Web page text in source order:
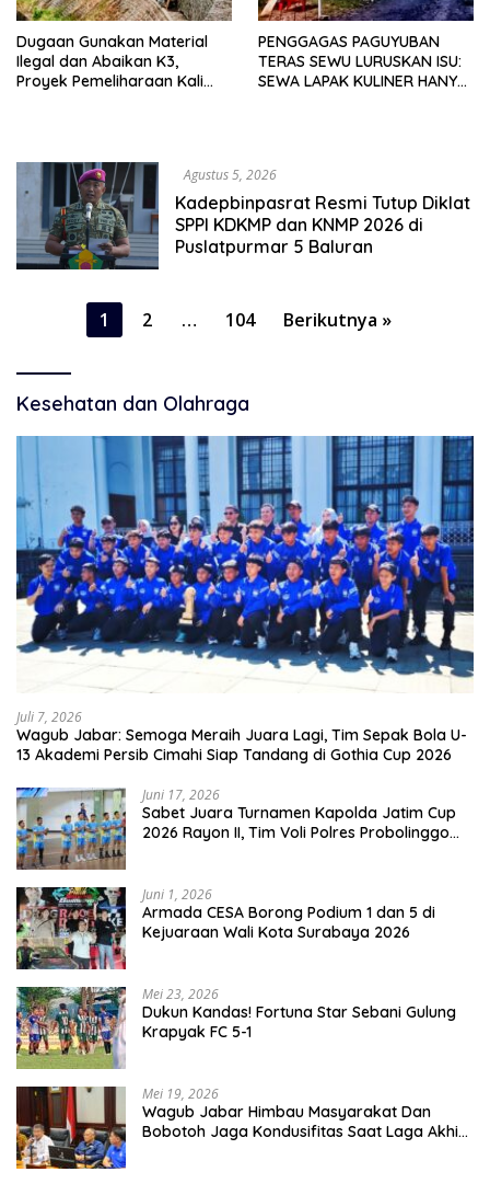
Dugaan Gunakan Material
Ilegal dan Abaikan K3,
Proyek Pemeliharaan Kali
PENGGAGAS PAGUYUBAN
TERAS SEWU LURUSKAN ISU:
SEWA LAPAK KULINER HANYA
Agustus 5, 2026
Kadepbinpasrat Resmi Tutup Diklat
SPPI KDKMP dan KNMP 2026 di
Puslatpurmar 5 Baluran
Paginasi
1 2 … 104 Berikutnya »
Kesehatan dan Olahraga
Juli 7, 2026
Wagub Jabar: Semoga Meraih Juara Lagi, Tim Sepak Bola U-
13 Akademi Persib Cimahi Siap Tandang di Gothia Cup 2026
Juni 17, 2026
Sabet Juara Turnamen Kapolda Jatim Cup
2026 Rayon II, Tim Voli Polres Probolinggo
Juni 1, 2026
Armada CESA Borong Podium 1 dan 5 di
Kejuaraan Wali Kota Surabaya 2026
Mei 23, 2026
Dukun Kandas! Fortuna Star Sebani Gulung
Krapyak FC 5-1
Mei 19, 2026
Wagub Jabar Himbau Masyarakat Dan
Bobotoh Jaga Kondusifitas Saat Laga Akhir